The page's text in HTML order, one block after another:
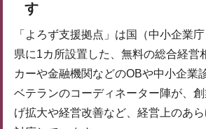
す
「よろず支援拠点」は国（中小企業
県に1カ所設置した、無料の総合経営
カーや金融機関などのOBや中小企業
ベテランのコーディネーター陣が、
げ拡大や経営改善など、経営上のあ